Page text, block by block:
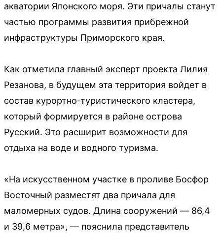
акватории Японского моря. Эти причалы станут
частью программы развития прибрежной
инфраструктуры Приморского края.
Как отметила главный эксперт проекта Лилия
Резанова, в будущем эта территория войдет в
состав курортно-туристического кластера,
который формируется в районе острова
Русский. Это расширит возможности для
отдыха на воде и водного туризма.
«На искусственном участке в проливе Босфор
Восточный разместят два причала для
маломерных судов. Длина сооружений — 86,4
и 39,6 метра», — пояснила представитель